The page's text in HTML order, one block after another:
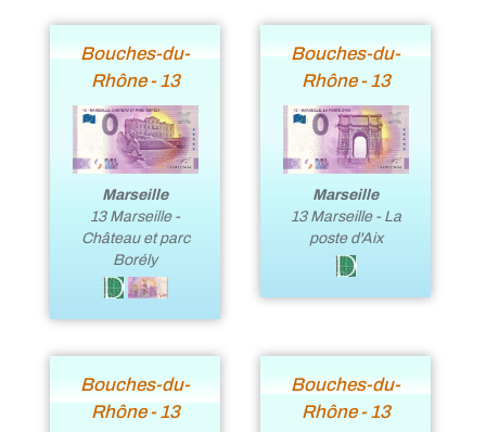
Bouches-du-
Rhône - 13
Marseille
13 Marseille -
Château et parc
Borély
Bouches-du-
Rhône - 13
Marseille
13 Marseille - La
poste d'Aix
Bouches-du-
Rhône - 13
Bouches-du-
Rhône - 13